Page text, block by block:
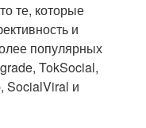
те, которые
и
популярных
TokSocial,
SocialViral и